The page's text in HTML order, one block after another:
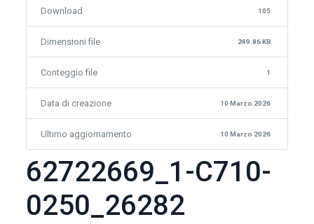
Download 105
Dimensioni file 249.86 KB
Conteggio file 1
Data di creazione 10 Marzo 2026
Ultimo aggiornamento 10 Marzo 2026
62722669_1-C710-
0250_26282